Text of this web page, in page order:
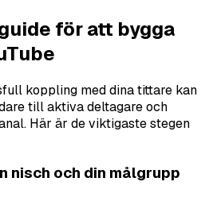
för att bygga
koppling med dina tittare kan
till aktiva deltagare och
Här är de viktigaste stegen
nisch och din målgrupp